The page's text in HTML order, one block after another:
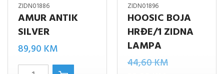
ZIDN01886
AMUR ANTIK
SILVER
89,90 KM
ZIDN01896
HOOSIC BOJA
HRĐE/1 ZIDNA
LAMPA
44,60KMIzvorna